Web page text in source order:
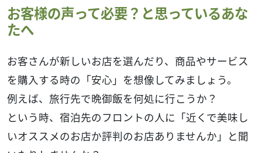
お客様の声って必要？と思っているあな
たへ
お客さんが新しいお店を選んだり、商品やサービス
を購入する時の「安心」を想像してみましょう。
例えば、旅行先で晩御飯を何処に行こうか？
という時、宿泊先のフロントの人に「近くで美味し
いオススメのお店か評判のお店ありませんか」と聞